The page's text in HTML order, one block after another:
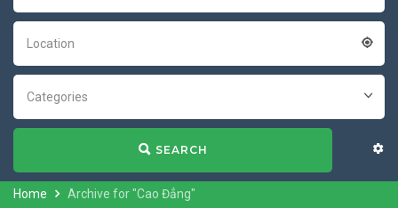
Location
Categories
SEARCH
Home Archive for "Cao Đẳng"